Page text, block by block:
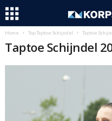
Home Top Taptoe Schijndel Taptoe
Taptoe Schijndel